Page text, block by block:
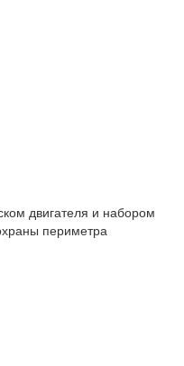
двигателя и набором
периметра